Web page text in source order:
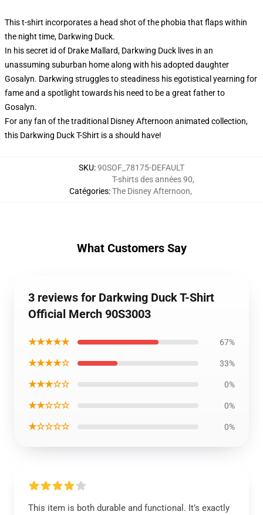
This t-shirt incorporates a head shot of the phobia that flaps within
the night time, Darkwing Duck.
In his secret id of Drake Mallard, Darkwing Duck lives in an
unassuming suburban home along with his adopted daughter
Gosalyn. Darkwing struggles to steadiness his egotistical yearning for
fame and a spotlight towards his need to be a great father to
Gosalyn.
For any fan of the traditional Disney Afternoon animated collection,
this Darkwing Duck T-Shirt is a should have!
SKU:90SOF_78175-DEFAULT
Catégories:
T-shirts des années 90,
The Disney Afternoon,
What Customers Say
3 reviews for Darkwing Duck T-Shirt
Official Merch 90S3003
★★★★★ 67%
★★★★☆ 33%
★★★☆☆ 0%
★★☆☆☆ 0%
★☆☆☆☆ 0%
This item is both durable and functional. It’s exactly